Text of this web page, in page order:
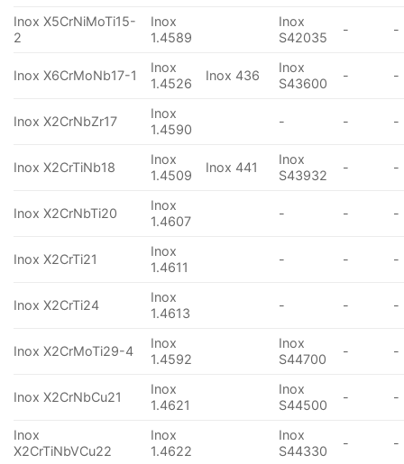
Inox X5CrNiMoTi15-
2
Inox
1.4589
Inox
S42035
- -
Inox X6CrMoNb17-1
Inox
1.4526
Inox 436
Inox
S43600
- -
Inox X2CrNbZr17
Inox
1.4590
- - -
Inox X2CrTiNb18
Inox
1.4509
Inox 441
Inox
S43932
- -
Inox X2CrNbTi20
Inox
1.4607
- - -
Inox X2CrTi21
Inox
1.4611
- - -
Inox X2CrTi24
Inox
1.4613
- - -
Inox X2CrMoTi29-4
Inox
1.4592
Inox
S44700
- -
Inox X2CrNbCu21
Inox
1.4621
Inox
S44500
- -
Inox
X2CrTiNbVCu22
Inox
1.4622
Inox
S44330
- -